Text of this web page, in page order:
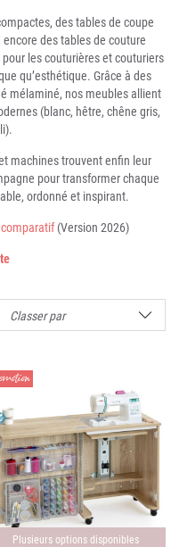
des tables de coupe
des tables de couture
les couturières et couturiers
qu’esthétique. Grâce à des
mélaminé, nos meubles allient
(blanc, hêtre, chêne gris,
machines trouvent enfin leur
pour transformer chaque
ordonné et inspirant.
(Version 2026)
Classer par
Plusieurs options disponibles